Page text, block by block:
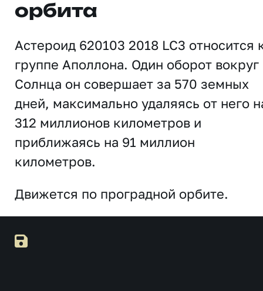
орбита
Астероид 620103 2018 LC3 относится
группе Аполлона. Один оборот вокруг
Солнца он совершает за 570 земных
дней, максимально удаляясь от него
312 миллионов километров и
приближаясь на 91 миллион
километров.
Движется по проградной орбите.